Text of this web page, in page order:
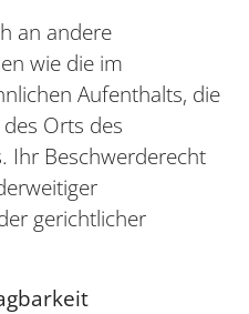
an andere
wie die im
Aufenthalts, die
Orts des
Ihr Beschwerderecht
gerichtlicher